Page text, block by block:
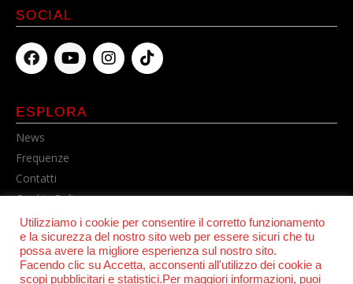
ESPLORA
News
Frequenze
Contatti
Cookie Policy
Privacy Policy
SOCIAL
Utilizziamo i cookie per consentire il corretto funzionamento
e la sicurezza del nostro sito web per essere sicuri che tu
possa avere la migliore esperienza sul nostro sito.
Facendo clic su Accetta, acconsenti all'utilizzo dei cookie a
scopi pubblicitari e statistici.Per maggiori informazioni, puoi